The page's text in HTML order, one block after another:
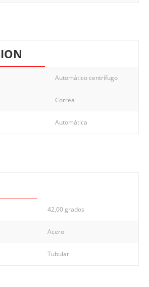
Automático centrífugo
Correa
Automática
42,00 grados
Acero
Tubular